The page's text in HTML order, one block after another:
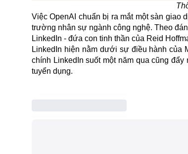
Việc OpenAI chuẩn bị ra mắt một sàn giao
trường nhân sự ngành công nghệ. Theo
LinkedIn - đứa con tinh thần của Reid
LinkedIn hiện nằm dưới sự điều hành của
chính LinkedIn suốt một năm qua cũng
tuyển dụng.